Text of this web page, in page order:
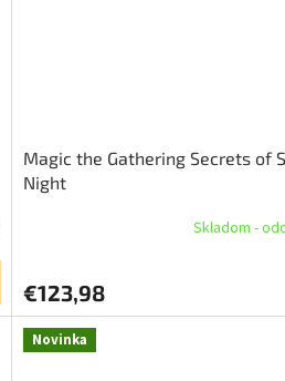
Magic the Gathering Secrets of
Night
Skladom -
€123,98
Novinka